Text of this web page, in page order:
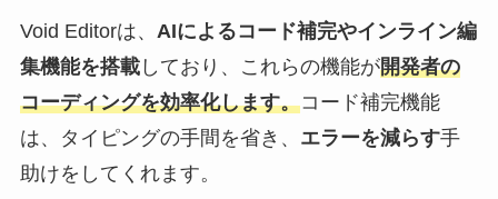
Void Editorは、 AIによるコード補完やインライン編
集機能を搭載しており、これらの機能が開発者の
コーディングを効率化します。コード補完機能
は、タイピングの手間を省き、 エラーを減らす手
助けをしてくれます。